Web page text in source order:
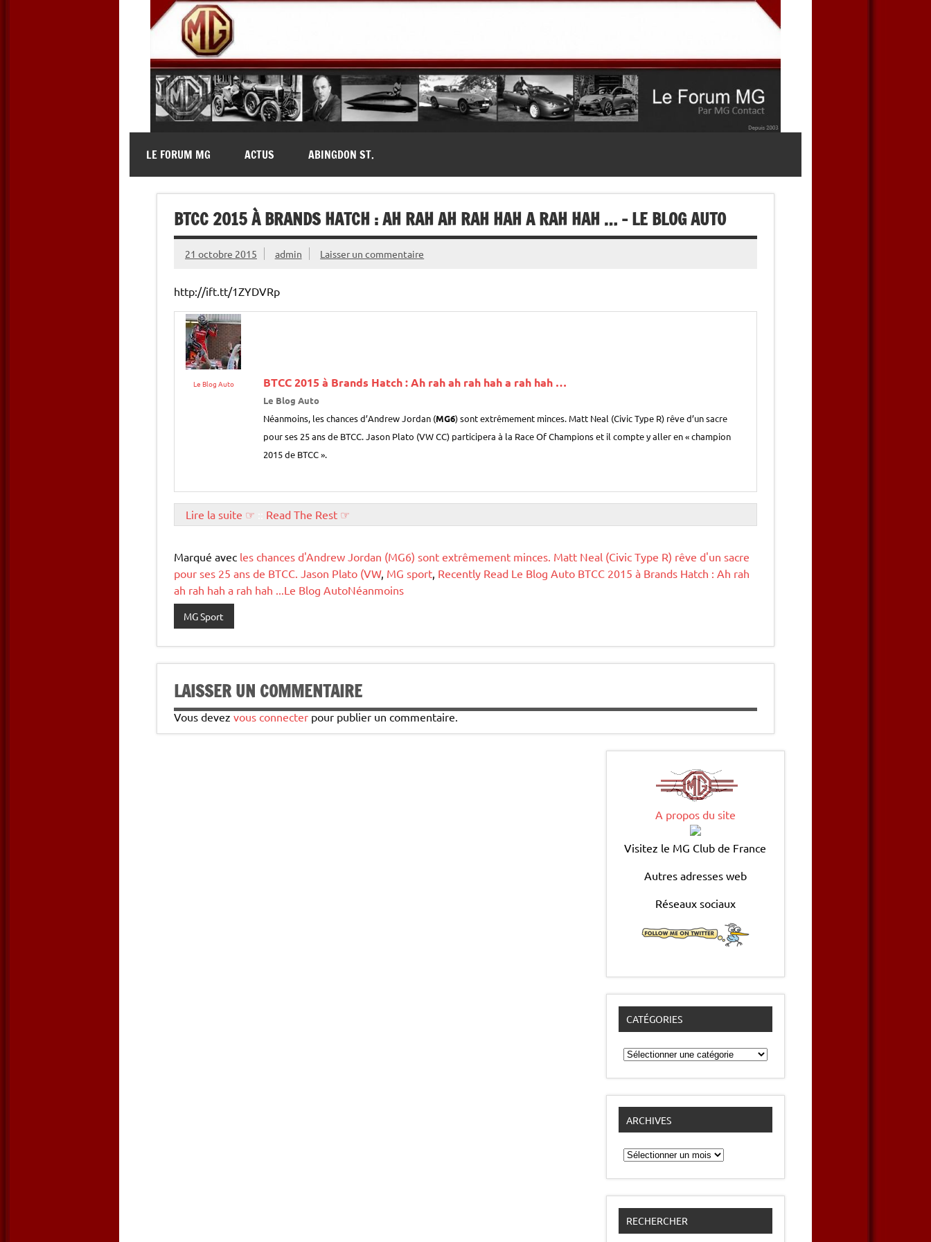
MG Contact
LE FORUM MG ACTUS ABINGDON ST.
BTCC 2015 À BRANDS HATCH : AH RAH AH RAH HAH A RAH HAH … – LE BLOG AUTO
21 octobre 2015 admin Laisser un commentaire
http://ift.tt/1ZYDVRp
Le Blog Auto BTCC 2015 à Brands Hatch : Ah rah ah rah hah a rah hah …
Le Blog Auto
Néanmoins, les chances d’Andrew Jordan (MG6) sont extrêmement minces. Matt Neal (Civic Type R) rêve d’un sacre
pour ses 25 ans de BTCC. Jason Plato (VW CC) participera à la Race Of Champions et il compte y aller en « champion
2015 de BTCC ».
Lire la suite ☞ Read The Rest ☞
Marqué avec les chances d'Andrew Jordan (MG6) sont extrêmement minces. Matt Neal (Civic Type R) rêve d'un sacre
pour ses 25 ans de BTCC. Jason Plato (VW, MG sport, Recently Read Le Blog Auto BTCC 2015 à Brands Hatch : Ah rah
ah rah hah a rah hah ...Le Blog AutoNéanmoins
MG Sport
LAISSER UN COMMENTAIRE
Vous devez vous connecter pour publier un commentaire.
A propos du site
Visitez le MG Club de France
Autres adresses web
Réseaux sociaux
CATÉGORIES
Catégories
ARCHIVES
Archives
RECHERCHER